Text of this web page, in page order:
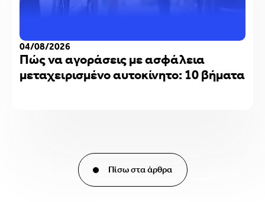
04/08/2026
Πώς να αγοράσεις με ασφάλεια
μεταχειρισμένο αυτοκίνητο: 10 βήματα
Πίσω στα άρθρα